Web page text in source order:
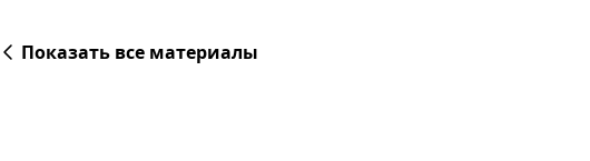
Показать все материалы